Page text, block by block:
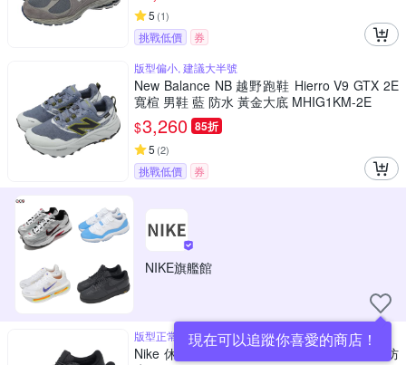
5 (1)
挑戰低價
券
版型偏小, 建議大半號
New Balance NB 越野跑鞋 Hierro V9 GTX 2E
寬楦 男鞋 藍 防水 黃金大底 MHIG1KM-2E
$3,260 85折
5 (2)
挑戰低價 券
NIKE旗艦館
現在可以追蹤你喜愛的商店！
版型正常
Nike 休閒鞋 Air Force 1 GTX Vibram 男鞋 防